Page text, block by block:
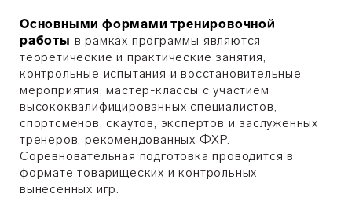
Основными формами тренировочной
работы в рамках программы являются
теоретические и практические занятия,
контрольные испытания и восстановительные
мероприятия, мастер-классы с участием
высококвалифицированных специалистов,
спортсменов, скаутов, экспертов и заслуженных
тренеров, рекомендованных ФХР.
Соревновательная подготовка проводится в
формате товарищеских и контрольных
вынесенных игр.